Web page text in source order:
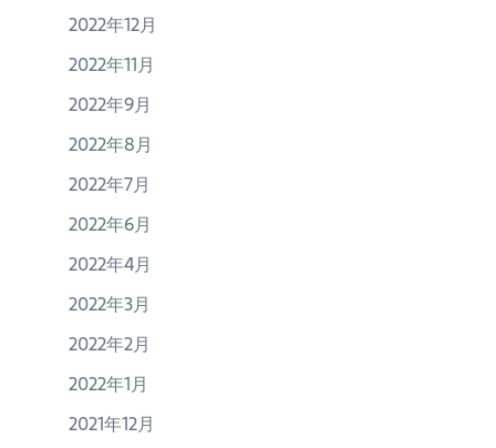
2022年12月
2022年11月
2022年9月
2022年8月
2022年7月
2022年6月
2022年4月
2022年3月
2022年2月
2022年1月
2021年12月